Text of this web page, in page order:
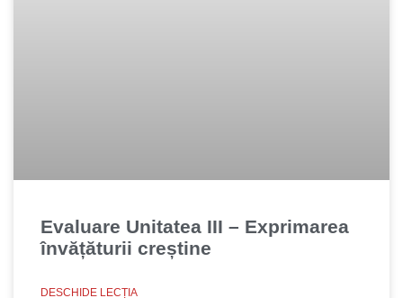
Evaluare Unitatea III – Exprimarea
învățăturii creștine
DESCHIDE LECȚIA